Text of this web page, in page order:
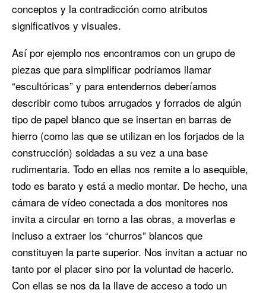
conceptos y la contradicción como atributos
significativos y visuales.
Así por ejemplo nos encontramos con un grupo de
piezas que para simplificar podríamos llamar
“escultóricas” y para entendernos deberíamos
describir como tubos arrugados y forrados de algún
tipo de papel blanco que se insertan en barras de
hierro (como las que se utilizan en los forjados de la
construcción) soldadas a su vez a una base
rudimentaria. Todo en ellas nos remite a lo asequible,
todo es barato y está a medio montar. De hecho, una
cámara de vídeo conectada a dos monitores nos
invita a circular en torno a las obras, a moverlas e
incluso a extraer los “churros” blancos que
constituyen la parte superior. Nos invitan a actuar no
tanto por el placer sino por la voluntad de hacerlo.
Con ellas se nos da la llave de acceso a todo un